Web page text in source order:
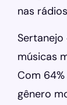
nas
músicas
Com 64%
gênero